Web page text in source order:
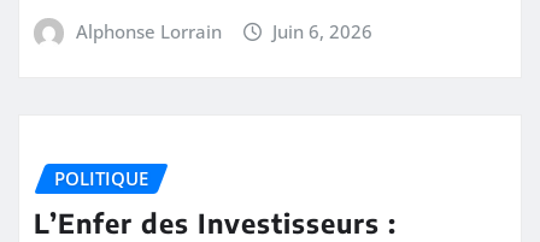
Alphonse Lorrain Juin 6, 2026
POLITIQUE
L’Enfer des Investisseurs :